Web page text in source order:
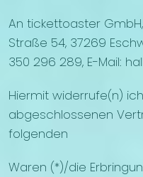
An tickettoaster
Straße 54, 37269
350 296 289, E-Mail:
Hiermit widerrufe(n)
abgeschlossenen
folgenden
Waren (*)/die